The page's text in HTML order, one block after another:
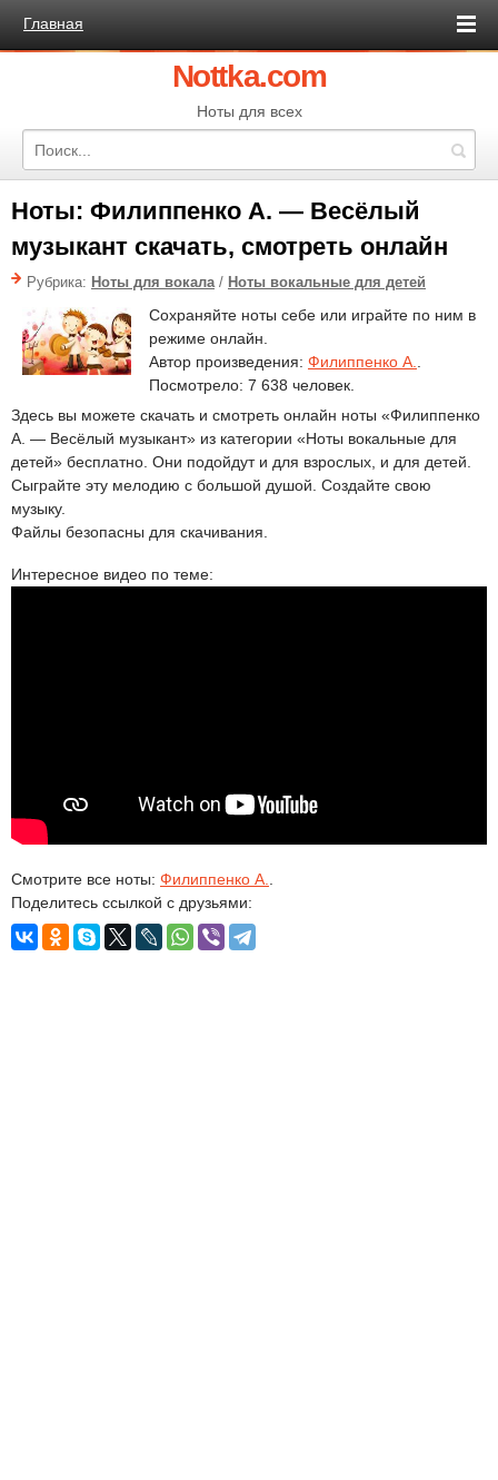
Главная
Nottka.com
Ноты для всех
Ноты: Филиппенко А. — Весёлый
музыкант скачать, смотреть онлайн
Рубрика: Ноты для вокала/ Ноты вокальные для детей
Сохраняйте ноты себе или играйте по ним в
режиме онлайн.
Автор произведения: Филиппенко А.
Посмотрело: 7 638 человек.
Здесь вы можете скачать и смотреть онлайн ноты «Филиппенко
А. — Весёлый музыкант» из категории «Ноты вокальные для
детей» бесплатно. Они подойдут и для взрослых, и для детей.
Сыграйте эту мелодию с большой душой. Создайте свою
музыку.
Файлы безопасны для скачивания.
Интересное видео по теме:
Смотрите все ноты: Филиппенко А.
Поделитесь ссылкой с друзьями: